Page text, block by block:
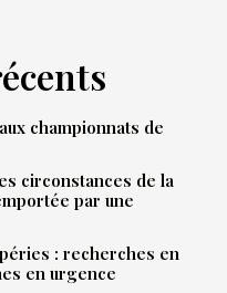
championnats de
circonstances de la
par une
: recherches en
en urgence